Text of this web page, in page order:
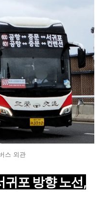
스 외관
귀포 방향 노선,